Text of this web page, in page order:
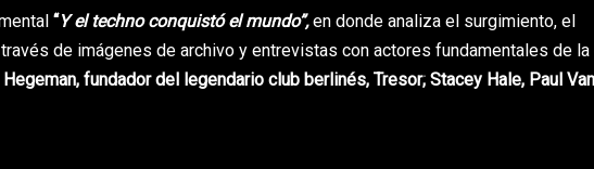
“Y el techno conquistó el mundo”,en donde analiza el surgimiento, el
de imágenes de archivo y entrevistas con actores fundamentales de
fundador del legendario club berlinés, Tresor; Stacey Hale, Paul